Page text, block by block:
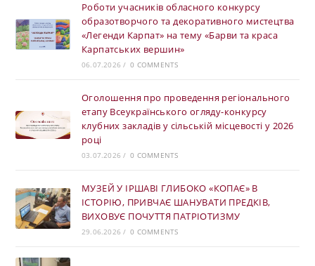
Роботи учасників обласного конкурсу
образотворчого та декоративного мистецтва
«Легенди Карпат» на тему «Барви та краса
Карпатських вершин»
06.07.2026 / 0 COMMENTS
Оголошення про проведення регіонального
етапу Всеукраїнського огляду-конкурсу
клубних закладів у сільській місцевості у 2026
році
03.07.2026 / 0 COMMENTS
МУЗЕЙ У ІРШАВІ ГЛИБОКО «КОПАЄ» В
ІСТОРІЮ, ПРИВЧАЄ ШАНУВАТИ ПРЕДКІВ,
ВИХОВУЄ ПОЧУТТЯ ПАТРІОТИЗМУ
29.06.2026 / 0 COMMENTS